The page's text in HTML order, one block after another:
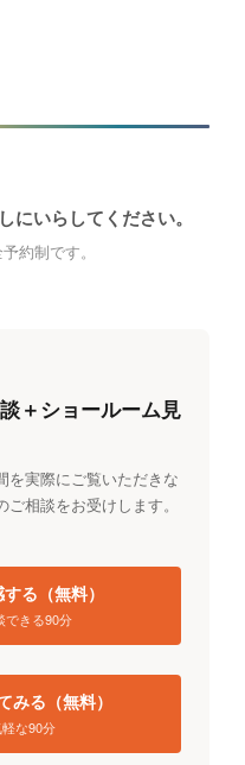
にいらしてください。
約制です。
＋ショールーム見
を実際にご覧いただきな
相談をお受けします。
る（無料）
できる90分
みる（無料）
な90分